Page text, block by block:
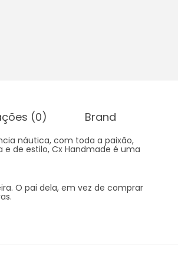
(0) Brand
náutica, com toda a paixão,
de estilo, Cx Handmade é uma
O pai dela, em vez de comprar